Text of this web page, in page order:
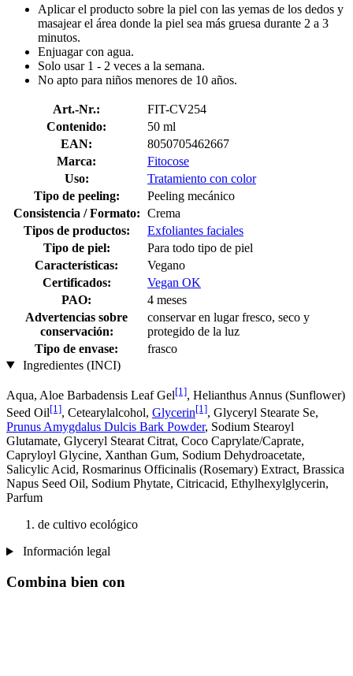
Aplicar el producto sobre la piel con las yemas de los dedos y
masajear el área donde la piel sea más gruesa durante 2 a 3
minutos.
Enjuagar con agua.
Solo usar 1 - 2 veces a la semana.
No apto para niños menores de 10 años.
Art.-Nr.:
FIT-CV254
Contenido:
50 ml
EAN:
8050705462667
Marca:
Fitocose
Uso:
Tratamiento con color
Tipo de peeling:
Peeling mecánico
Consistencia / Formato: Crema
Tipos de productos:
Exfoliantes faciales
Tipo de piel:
Para todo tipo de piel
Características:
Vegano
Certificados:
Vegan OK
PAO:
4 meses
Advertencias sobre
conservación:
conservar en lugar fresco, seco y
protegido de la luz
Tipo de envase:
frasco
Ingredientes (INCI)
Aqua, Aloe Barbadensis Leaf Gel[1], Helianthus Annus (Sunflower)
Seed Oil[1], Cetearylalcohol, Glycerin[1], Glyceryl Stearate Se,
Prunus Amygdalus Dulcis Bark Powder, Sodium Stearoyl
Glutamate, Glyceryl Stearat Citrat, Coco Caprylate/Caprate,
Capryloyl Glycine, Xanthan Gum, Sodium Dehydroacetate,
Salicylic Acid, Rosmarinus Officinalis (Rosemary) Extract, Brassica
Napus Seed Oil, Sodium Phytate, Citricacid, Ethylhexylglycerin,
Parfum
de cultivo ecológico
Información legal
Combina bien con